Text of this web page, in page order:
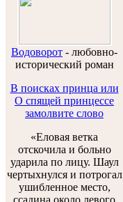
Водоворот - любовно-
исторический роман
В поисках принца или
О спящей принцессе
замолвите слово
«Еловая ветка
отскочила и больно
ударила по лицу. Шаул
чертыхнулся и потрогал
ушибленное место,
ссадина около левого